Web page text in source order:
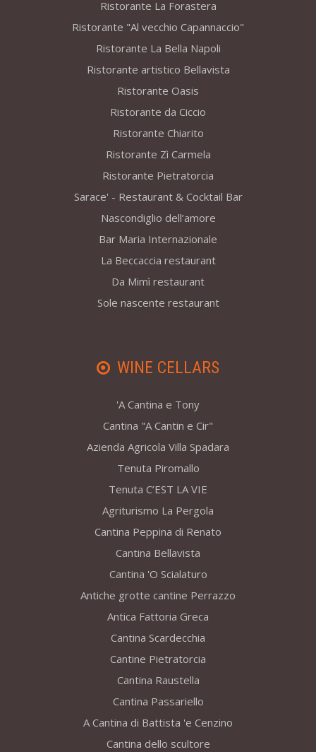
Ristorante La Forastera
Ristorante "Al vecchio Capannaccio"
Ristorante La Bella Napoli
Ristorante artistico Bellavista
Ristorante Oasis
Ristorante da Ciccio
Ristorante Chiarito
Ristorante Zì Carmela
Ristorante Pietratorcia
Sarace' - Restaurant & Cocktail Bar
Nascondiglio dell’amore
Bar Maria Internazionale
La Beccaccia restaurant
Da Mimì restaurant
Sole nascente restaurant
WINE CELLARS
'A Cantina e Tony
Cantina "A Cantin e Cir"
Azienda Agricola Villa Spadara
Tenuta Piromallo
Tenuta C’EST LA VIE
Agriturismo La Pergola
Cantina Peppina di Renato
Cantina Bellavista
Cantina 'O Scialaturo
Antiche grotte cantine Perrazzo
Antica Fattoria Greca
Cantina Scardecchia
Cantine Pietratorcia
Cantina Raustella
Cantina Passariello
A Cantina di Battista 'e Cenzino
Cantina dello scultore